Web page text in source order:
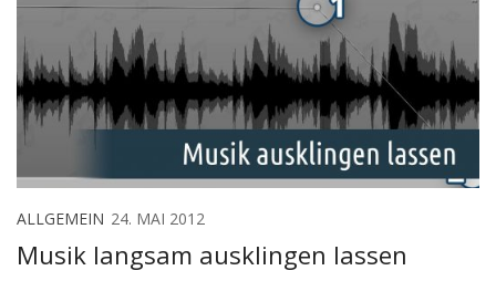
ALLGEMEIN 24. MAI 2012
Musik langsam ausklingen lassen